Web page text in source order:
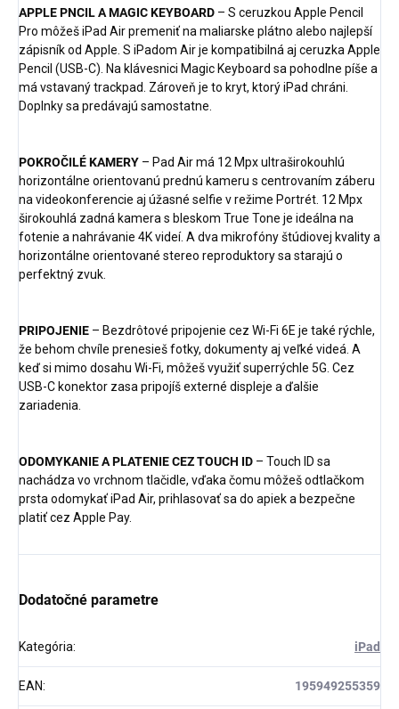
APPLE PNCIL A MAGIC KEYBOARD – S ceruzkou Apple Pencil
Pro môžeš iPad Air premeniť na maliarske plátno alebo najlepší
zápisník od Apple. S iPadom Air je kompatibilná aj ceruzka Apple
Pencil (USB-C). Na klávesnici Magic Keyboard sa pohodlne píše a
má vstavaný trackpad. Zároveň je to kryt, ktorý iPad chráni.
Doplnky sa predávajú samostatne.
POKROČILÉ KAMERY – Pad Air má 12 Mpx ultraširokouhlú
horizontálne orientovanú prednú kameru s centrovaním záberu
na videokonferencie aj úžasné selfie v režime Portrét. 12 Mpx
širokouhlá zadná kamera s bleskom True Tone je ideálna na
fotenie a nahrávanie 4K videí. A dva mikrofóny štúdiovej kvality a
horizontálne orientované stereo reproduktory sa starajú o
perfektný zvuk.
PRIPOJENIE – Bezdrôtové pripojenie cez Wi-Fi 6E je také rýchle,
že behom chvíle prenesieš fotky, dokumenty aj veľké videá. A
keď si mimo dosahu Wi-Fi, môžeš využiť superrýchle 5G. Cez
USB-C konektor zasa pripojíš externé displeje a ďalšie
zariadenia.
ODOMYKANIE A PLATENIE CEZ TOUCH ID – Touch ID sa
nachádza vo vrchnom tlačidle, vďaka čomu môžeš odtlačkom
prsta odomykať iPad Air, prihlasovať sa do apiek a bezpečne
platiť cez Apple Pay.
Dodatočné parametre
Kategória: iPad
EAN: 195949255359